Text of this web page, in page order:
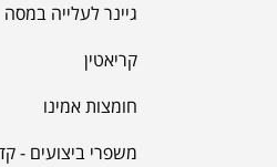
גיינר לעלייה במסה
קריאטין
חומצות אמינו
משפרי ביצועים -